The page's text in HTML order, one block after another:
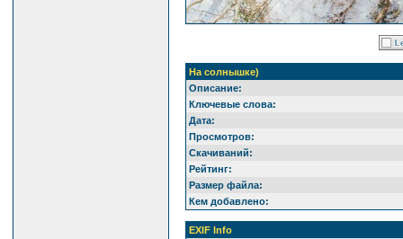
На солнышке)
Описание:
Ключевые слова:
Дата:
Просмотров:
Скачиваний:
Рейтинг:
Размер файла:
Кем добавлено:
EXIF Info